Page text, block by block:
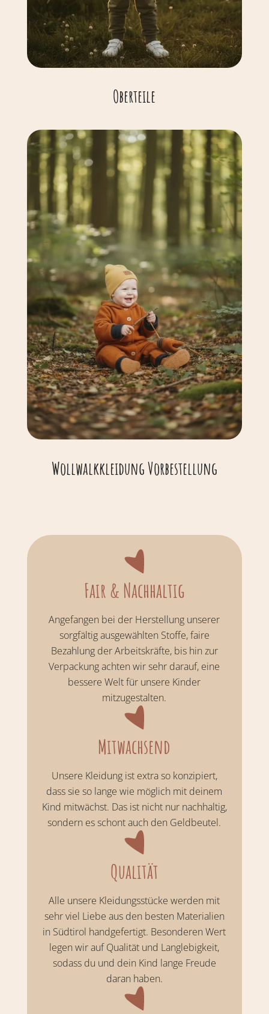
Oberteile
Wollwalkkleidung Vorbestellung
Fair & Nachhaltig
Angefangen bei der Herstellung unserer
sorgfältig ausgewählten Stoffe, faire
Bezahlung der Arbeitskräfte, bis hin zur
Verpackung achten wir sehr darauf, eine
bessere Welt für unsere Kinder
mitzugestalten.
Mitwachsend
Unsere Kleidung ist extra so konzipiert,
dass sie so lange wie möglich mit deinem
Kind mitwächst. Das ist nicht nur nachhaltig,
sondern es schont auch den Geldbeutel.
Qualität
Alle unsere Kleidungsstücke werden mit
sehr viel Liebe aus den besten Materialien
in Südtirol handgefertigt. Besonderen Wert
legen wir auf Qualität und Langlebigkeit,
sodass du und dein Kind lange Freude
daran haben.